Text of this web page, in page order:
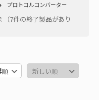
プロトコルコンバーター
（7件の終了製品があり